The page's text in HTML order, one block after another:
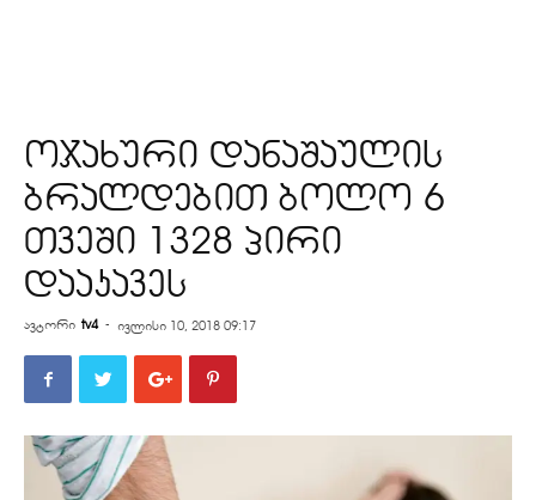
ოჯახური დანაშაულის
ბრალდებით ბოლო 6
თვეში 1328 პირი
დააკავეს
ავტორი tv4 - ივლისი 10, 2018 09:17